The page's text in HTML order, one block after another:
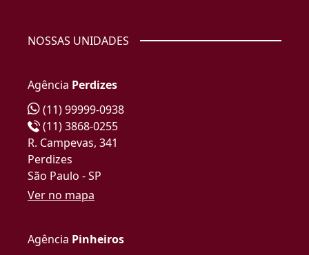
NOSSAS UNIDADES
Agência Perdizes
(11) 99999-0938
(11) 3868-0255
R. Campevas, 341
Perdizes
São Paulo - SP
Ver no mapa
Agência Pinheiros